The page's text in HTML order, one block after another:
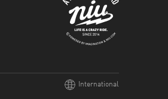
International